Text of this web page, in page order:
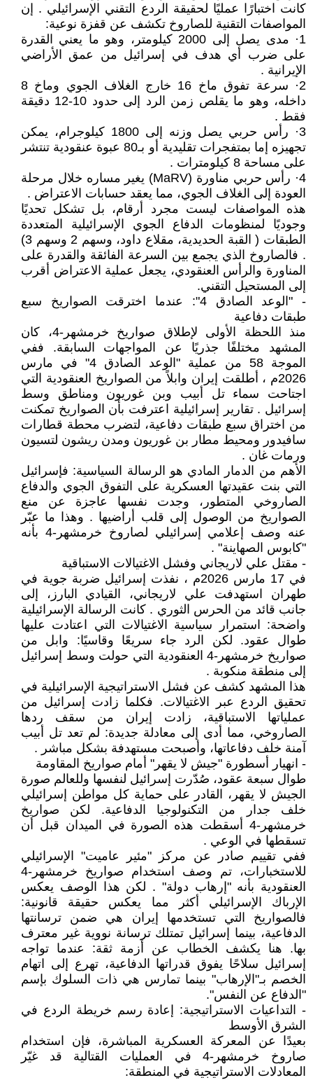
كانت اختبارًا عمليًا لحقيقة الردع التقني الإسرائيلي . إن
المواصفات التقنية للصاروخ تكشف عن قفزة نوعية:
1· مدى يصل إلى 2000 كيلومتر، وهو ما يعني القدرة
على ضرب أي هدف في إسرائيل من عمق الأراضي
الإيرانية .
2· سرعة تفوق ماخ 16 خارج الغلاف الجوي وماخ 8
داخله، وهو ما يقلص زمن الرد إلى حدود 10-12 دقيقة
فقط .
3· رأس حربي يصل وزنه إلى 1800 كيلوجرام، يمكن
تجهيزه إما بمتفجرات تقليدية أو بـ80 عبوة عنقودية تنتشر
على مساحة 8 كيلومترات .
4· رأس حربي مناورة (MaRV) يغير مساره خلال مرحلة
العودة إلى الغلاف الجوي، مما يعقد حسابات الاعتراض .
هذه المواصفات ليست مجرد أرقام، بل تشكل تحديًا
وجوديًا لمنظومات الدفاع الجوي الإسرائيلية المتعددة
الطبقات ( القبة الحديدية، مقلاع داود، وسهم 2 وسهم 3)
. فالصاروخ الذي يجمع بين السرعة الفائقة والقدرة على
المناورة والرأس العنقودي، يجعل عملية الاعتراض أقرب
إلى المستحيل التقني.
- "الوعد الصادق 4": عندما اخترقت الصواريخ سبع
طبقات دفاعية
منذ اللحظة الأولى لإطلاق صواريخ خرمشهر-4، كان
المشهد مختلفًا جذريًا عن المواجهات السابقة. ففي
الموجة 58 من عملية "الوعد الصادق 4" في مارس
2026م ، أطلقت إيران وابلاً من الصواريخ العنقودية التي
اجتاحت سماء تل أبيب وبن غوريون ومناطق وسط
إسرائيل . تقارير إسرائيلية اعترفت بأن الصواريخ تمكنت
من اختراق سبع طبقات دفاعية، لتضرب محطة قطارات
سافيدور ومحيط مطار بن غوريون ومدن ريشون لتسيون
ورمات غان .
الأهم من الدمار المادي هو الرسالة السياسية: فإسرائيل
التي بنت عقيدتها العسكرية على التفوق الجوي والدفاع
الصاروخي المتطور، وجدت نفسها عاجزة عن منع
الصواريخ من الوصول إلى قلب أراضيها . وهذا ما عبّر
عنه وصف إعلامي إسرائيلي لصاروخ خرمشهر-4 بأنه
"كابوس الصهاينة" .
- مقتل علي لاريجاني وفشل الاغتيالات الاستباقية
في 17 مارس 2026م ، نفذت إسرائيل ضربة جوية في
طهران استهدفت علي لاريجاني، القيادي البارز، إلى
جانب قائد من الحرس الثوري . كانت الرسالة الإسرائيلية
واضحة: استمرار سياسية الاغتيالات التي اعتادت عليها
طوال عقود. لكن الرد جاء سريعًا وقاسيًا: وابل من
صواريخ خرمشهر-4 العنقودية التي حولت وسط إسرائيل
إلى منطقة منكوبة .
هذا المشهد كشف عن فشل الاستراتيجية الإسرائيلية في
تحقيق الردع عبر الاغتيالات. فكلما زادت إسرائيل من
عملياتها الاستباقية، زادت إيران من سقف ردها
الصاروخي، مما أدى إلى معادلة جديدة: لم تعد تل أبيب
آمنة خلف دفاعاتها، وأصبحت مستهدفة بشكل مباشر .
- انهيار أسطورة "جيش لا يقهر" أمام صواريخ المقاومة
طوال سبعة عقود، صُدّرت إسرائيل لنفسها وللعالم صورة
الجيش لا يقهر، القادر على حماية كل مواطن إسرائيلي
خلف جدار من التكنولوجيا الدفاعية. لكن صواريخ
خرمشهر-4 أسقطت هذه الصورة في الميدان قبل أن
تسقطها في الوعي .
ففي تقييم صادر عن مركز "مئير عاميت" الإسرائيلي
للاستخبارات، تم وصف استخدام صواريخ خرمشهر-4
العنقودية بأنه "إرهاب دولة" . لكن هذا الوصف يعكس
الإرباك الإسرائيلي أكثر مما يعكس حقيقة قانونية:
فالصواريخ التي تستخدمها إيران هي ضمن ترسانتها
الدفاعية، بينما إسرائيل تمتلك ترسانة نووية غير معترف
بها. هنا يكشف الخطاب عن أزمة ثقة: عندما تواجه
إسرائيل سلاحًا يفوق قدراتها الدفاعية، تهرع إلى اتهام
الخصم بـ"الإرهاب" بينما تمارس هي ذات السلوك بإسم
"الدفاع عن النفس".
- التداعيات الاستراتيجية: إعادة رسم خريطة الردع في
الشرق الأوسط
بعيدًا عن المعركة العسكرية المباشرة، فإن استخدام
صاروخ خرمشهر-4 في العمليات القتالية قد غيّر
المعادلات الاستراتيجية في المنطقة: